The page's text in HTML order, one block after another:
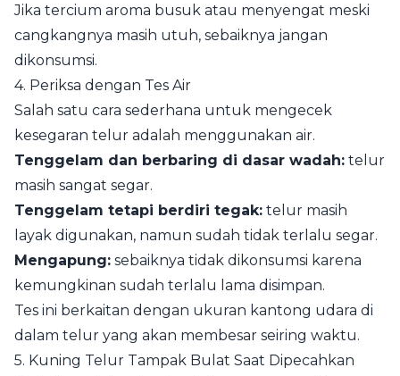
Jika tercium aroma busuk atau menyengat meski
cangkangnya masih utuh, sebaiknya jangan
dikonsumsi.
4. Periksa dengan Tes Air
Salah satu cara sederhana untuk mengecek
kesegaran telur adalah menggunakan air.
Tenggelam dan berbaring di dasar wadah: telur
masih sangat segar.
Tenggelam tetapi berdiri tegak: telur masih
layak digunakan, namun sudah tidak terlalu segar.
Mengapung: sebaiknya tidak dikonsumsi karena
kemungkinan sudah terlalu lama disimpan.
Tes ini berkaitan dengan ukuran kantong udara di
dalam telur yang akan membesar seiring waktu.
5. Kuning Telur Tampak Bulat Saat Dipecahkan